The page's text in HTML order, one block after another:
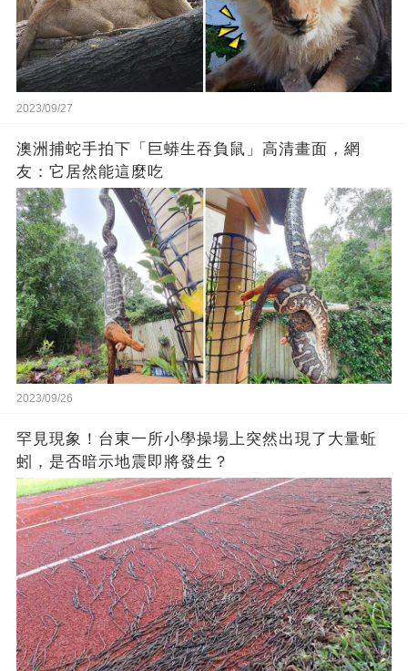
2023/09/27
澳洲捕蛇手拍下「巨蟒生吞負鼠」高清畫面，網
友：它居然能這麼吃
2023/09/26
罕見現象！台東一所小學操場上突然出現了大量蚯
蚓，是否暗示地震即將發生？